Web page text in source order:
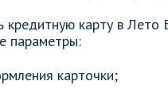
кредитную карту в
параметры:
карточки;